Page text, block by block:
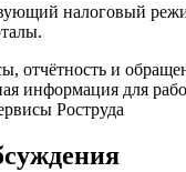
налоговый
отчётность и
информация для
Роструда